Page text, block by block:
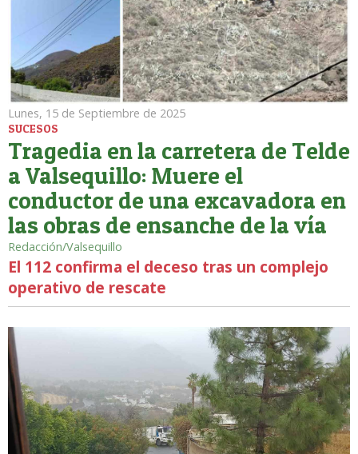
Lunes, 15 de Septiembre de 2025
SUCESOS
Tragedia en la carretera de Telde
a Valsequillo: Muere el
conductor de una excavadora en
las obras de ensanche de la vía
Redacción/Valsequillo
El 112 confirma el deceso tras un complejo
operativo de rescate